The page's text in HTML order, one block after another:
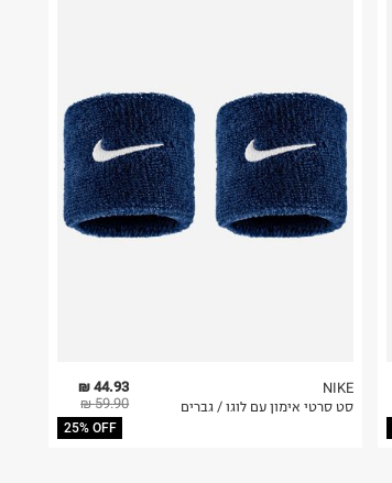
44.93 ₪
59.90 ₪
25% OFF
NIKE
סט סרטי אימון עם לוגו / גברים